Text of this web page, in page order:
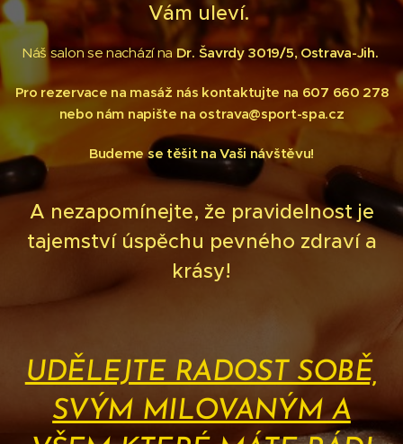
Vám uleví.
Náš salon se nachází na Dr. Šavrdy 3019/5, Ostrava-Jih.
Pro rezervace na masáž nás kontaktujte na 607 660 278
nebo nám napište na ostrava@sport-spa.cz
Budeme se těšit na Vaši návštěvu!
A nezapomínejte, že pravidelnost je
tajemství úspěchu pevného zdraví a
krásy!
UDĚLEJTE RADOST SOBĚ,
SVÝM MILOVANÝM A